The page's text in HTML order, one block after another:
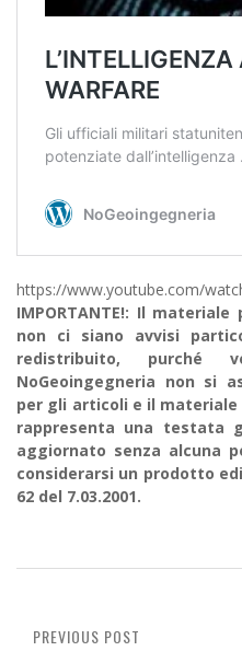
https://www.youtube.com/
IMPORTANTE!: Il
non ci siano avvisi
redistribuito,
NoGeoingegneria non si
per gli articoli e il
rappresenta una testata
aggiornato senza alcuna
considerarsi un prodotto
62 del 7.03.2001.
PREVIOUS POST